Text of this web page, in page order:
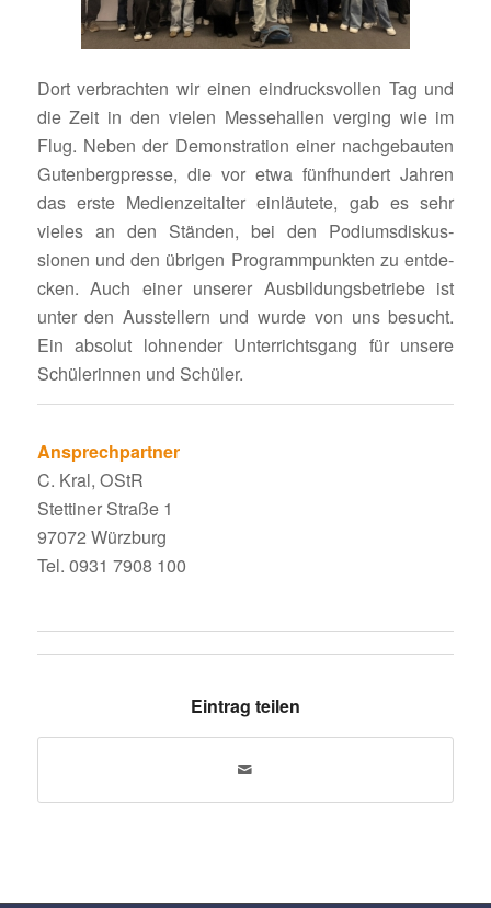
Dort verbrachten wir einen eindrucks­vollen Tag und
die Zeit in den vielen Messe­hallen verging wie im
Flug. Neben der Demons­tra­tion einer nach­ge­bauten
Guten­berg­presse, die vor etwa fünf­hun­dert Jahren
das erste Medi­en­zeit­alter einläu­tete, gab es sehr
vieles an den Ständen, bei den Podi­ums­dis­kus­
sionen und den übrigen Programm­punkten zu entde­
cken. Auch einer unserer Ausbil­dungs­be­triebe ist
unter den Ausstel­lern und wurde von uns besucht.
Ein absolut lohnender Unter­richts­gang für unsere
Schü­le­rinnen und Schüler.
Ansprech­partner
C. Kral, OStR
Stet­tiner Straße 1
97072 Würzburg
Tel. 0931 7908 100
Eintrag teilen